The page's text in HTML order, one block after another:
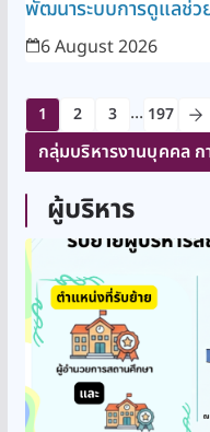
พัฒนาระบบการดูแลช่ว
ได้รับโอกาสทางการศึก
ประจำปี 2569
6 August 2026
1 2 3 ... 197
กลุ่มบริหารงานบุคคล
ผู้บริหาร